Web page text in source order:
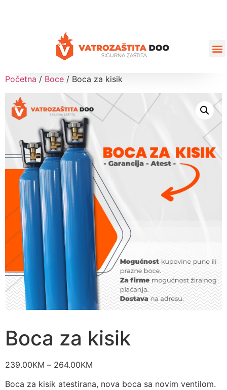
Početna / Boce / Boca za kisik
Boca za kisik
239.00KM – 264.00KM
Boca za kisik atestirana, nova boca sa novim ventilom.